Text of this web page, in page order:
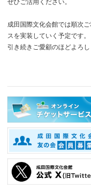
ぜひご活用ください。
成田国際文化会館では順次
スを実装していく予定です。
引き続きご愛顧のほどよろし